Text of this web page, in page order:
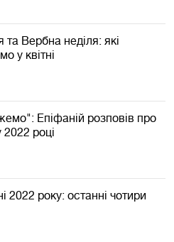
Вербна неділя: які
у квітні
Епіфаній розповів про
році
2022 року: останні чотири